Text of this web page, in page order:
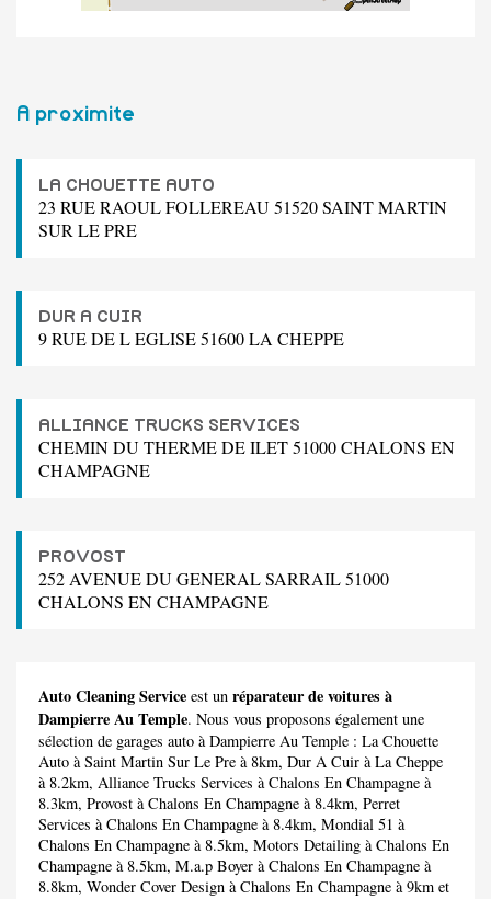
A proximite
LA CHOUETTE AUTO
23 RUE RAOUL FOLLEREAU 51520 SAINT MARTIN
SUR LE PRE
DUR A CUIR
9 RUE DE L EGLISE 51600 LA CHEPPE
ALLIANCE TRUCKS SERVICES
CHEMIN DU THERME DE ILET 51000 CHALONS EN
CHAMPAGNE
PROVOST
252 AVENUE DU GENERAL SARRAIL 51000
CHALONS EN CHAMPAGNE
Auto Cleaning Service est un réparateur de voitures à
Dampierre Au Temple. Nous vous proposons également une
sélection de garages auto à Dampierre Au Temple : La Chouette
Auto à Saint Martin Sur Le Pre à 8km, Dur A Cuir à La Cheppe
à 8.2km, Alliance Trucks Services à Chalons En Champagne à
8.3km, Provost à Chalons En Champagne à 8.4km, Perret
Services à Chalons En Champagne à 8.4km, Mondial 51 à
Chalons En Champagne à 8.5km, Motors Detailing à Chalons En
Champagne à 8.5km, M.a.p Boyer à Chalons En Champagne à
8.8km, Wonder Cover Design à Chalons En Champagne à 9km et